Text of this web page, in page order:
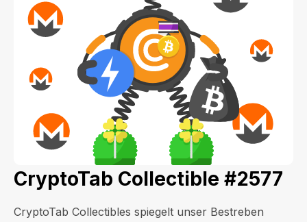
CryptoTab Collectible #2577
CryptoTab Collectibles spiegelt unser Bestreben